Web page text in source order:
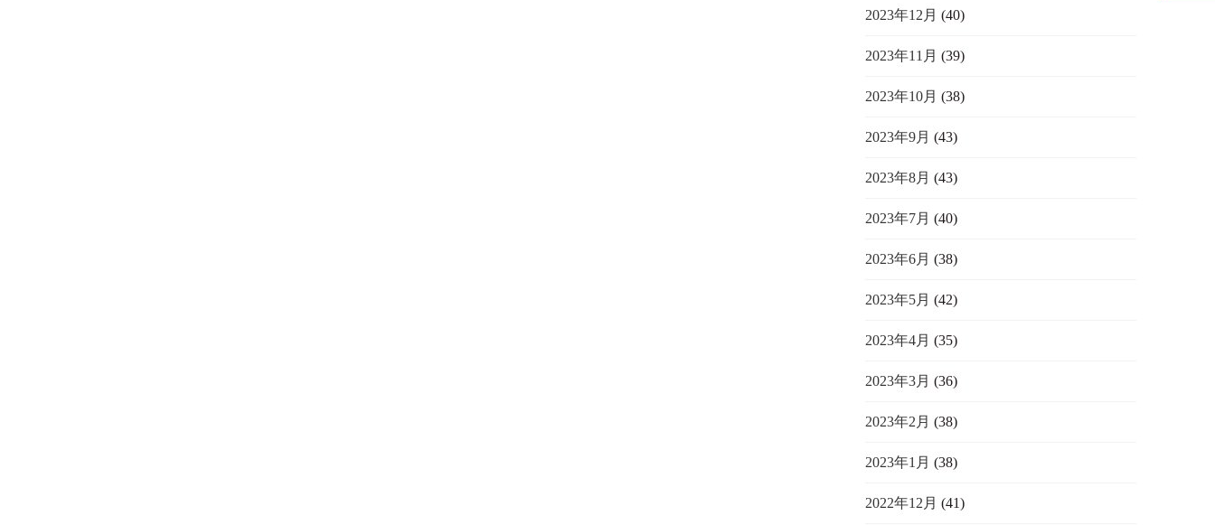
2023年12月 (40)
2023年11月 (39)
2023年10月 (38)
2023年9月 (43)
2023年8月 (43)
2023年7月 (40)
2023年6月 (38)
2023年5月 (42)
2023年4月 (35)
2023年3月 (36)
2023年2月 (38)
2023年1月 (38)
2022年12月 (41)